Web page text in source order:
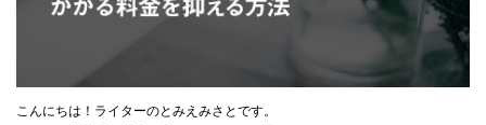
こんにちは！ライターのとみえみさとです。